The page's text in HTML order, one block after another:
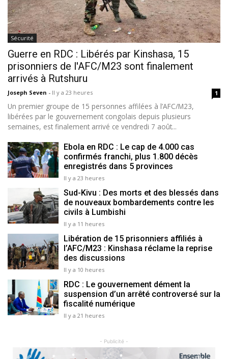
Sécurité
Guerre en RDC : Libérés par Kinshasa, 15
prisonniers de l'AFC/M23 sont finalement
arrivés à Rutshuru
Joseph Seven - Il y a 23 heures 1
Un premier groupe de 15 personnes affilées à l’AFC/M23,
libérées par le gouvernement congolais depuis plusieurs
semaines, est finalement arrivé ce vendredi 7 août...
Ebola en RDC : Le cap de 4.000 cas
confirmés franchi, plus 1.800 décès
enregistrés dans 5 provinces
Il y a 23 heures
Sud-Kivu : Des morts et des blessés dans
de nouveaux bombardements contre les
civils à Lumbishi
Il y a 11 heures
Libération de 15 prisonniers affiliés à
l’AFC/M23 : Kinshasa réclame la reprise
des discussions
Il y a 10 heures
RDC : Le gouvernement dément la
suspension d’un arrêté controversé sur la
fiscalité numérique
Il y a 21 heures
- Publicité -